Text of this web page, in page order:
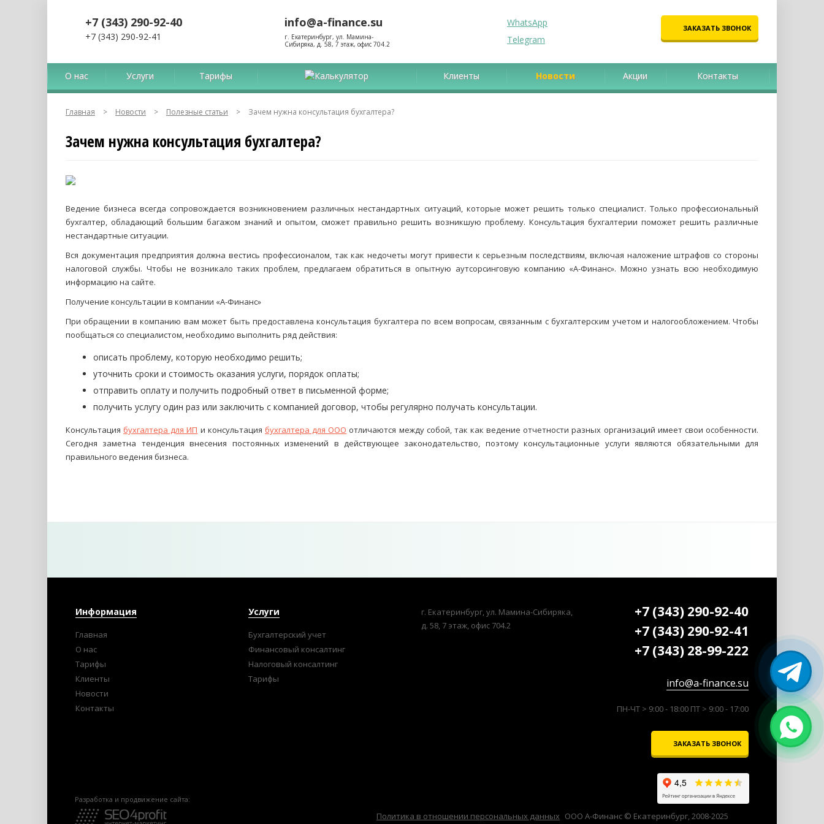
+7 (343) 290-92-40
+7 (343) 290-92-41
info@a-finance.su
г. Екатеринбург, ул. Мамина-
Сибиряка, д. 58, 7 этаж, офис 704.2
WhatsApp
Telegram
ЗАКАЗАТЬ ЗВОНОК
О нас Услуги Тарифы Калькулятор Клиенты Новости Акции Контакты
Главная > Новости > Полезные статьи > Зачем нужна консультация бухгалтера?
Зачем нужна консультация бухгалтера?
Ведение бизнеса всегда сопровождается возникновением различных нестандартных ситуаций, которые может решить только специалист. Только профессиональный
бухгалтер, обладающий большим багажом знаний и опытом, сможет правильно решить возникшую проблему. Консультация бухгалтерии поможет решить различные
нестандартные ситуации.
Вся документация предприятия должна вестись профессионалом, так как недочеты могут привести к серьезным последствиям, включая наложение штрафов со стороны
налоговой службы. Чтобы не возникало таких проблем, предлагаем обратиться в опытную аутсорсинговую компанию «А-Финанс». Можно узнать всю необходимую
информацию на сайте.
Получение консультации в компании «А-Финанс»
При обращении в компанию вам может быть предоставлена консультация бухгалтера по всем вопросам, связанным с бухгалтерским учетом и налогообложением. Чтобы
пообщаться со специалистом, необходимо выполнить ряд действия:
описать проблему, которую необходимо решить;
уточнить сроки и стоимость оказания услуги, порядок оплаты;
отправить оплату и получить подробный ответ в письменной форме;
получить услугу один раз или заключить с компанией договор, чтобы регулярно получать консультации.
Консультация бухгалтера для ИП и консультация бухгалтера для ООО отличаются между собой, так как ведение отчетности разных организаций имеет свои особенности.
Сегодня заметна тенденция внесения постоянных изменений в действующее законодательство, поэтому консультационные услуги являются обязательными для
правильного ведения бизнеса.
Информация
Главная
О нас
Тарифы
Клиенты
Новости
Контакты
Услуги
Бухгалтерский учет
Финансовый консалтинг
Налоговый консалтинг
Тарифы
г. Екатеринбург, ул. Мамина-Сибиряка,
д. 58, 7 этаж, офис 704.2
+7 (343) 290-92-40
+7 (343) 290-92-41
+7 (343) 28-99-222
info@a-finance.su
ПН-ЧТ > 9:00 - 18:00 ПТ > 9:00 - 17:00
ЗАКАЗАТЬ ЗВОНОК
Политика в отношении персональных данных ООО А-Финанс © Екатеринбург, 2008-2025
Разработка и продвижение сайта: